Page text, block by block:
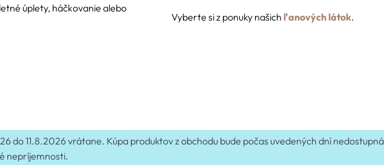
úplety, háčkovanie alebo
Vyberte si z ponuky našich ľanových látok.
do 11.8.2026 vrátane. Kúpa produktov z obchodu bude počas uvedených dní
nepríjemnosti.